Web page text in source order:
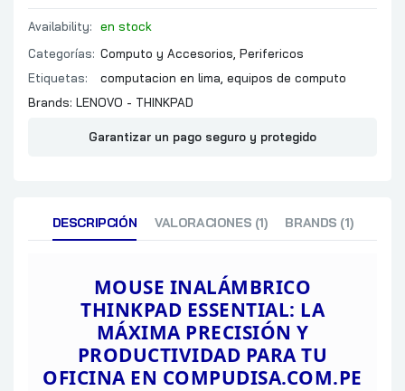
Availability:
en stock
Categorías: Computo y Accesorios Perifericos
Etiquetas:
computacion en lima equipos de computo
Brands: LENOVO - THINKPAD
Garantizar un pago seguro y protegido
DESCRIPCIÓN VALORACIONES (1) BRANDS (1)
MOUSE INALÁMBRICO
THINKPAD ESSENTIAL: LA
MÁXIMA PRECISIÓN Y
PRODUCTIVIDAD PARA TU
OFICINA EN COMPUDISA.COM.PE